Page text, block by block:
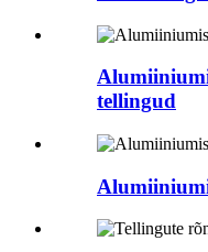
tellingud